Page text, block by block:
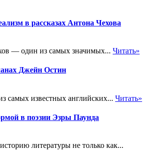
в рассказах Антона Чехова
— один из самых значимых... Читать»
Джейн Остин
самых известных английских... Читать»
в поэзии Эзры Паунда
литературы не только как...